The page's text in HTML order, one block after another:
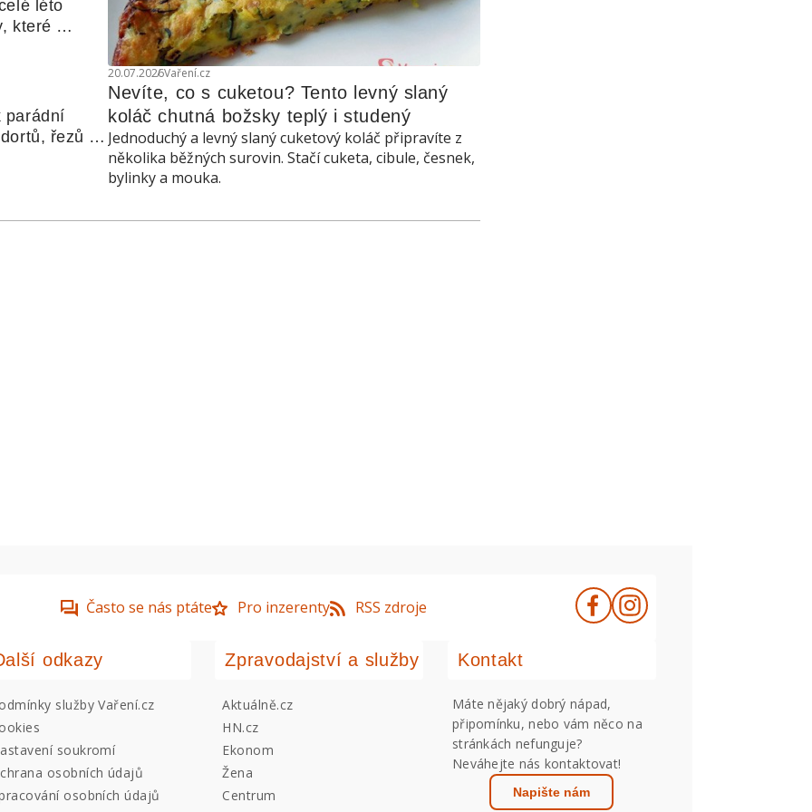
20.07.2026Vaření.cz
Nevíte, co s cuketou? Tento levný slaný
koláč chutná božsky teplý i studený
Jednoduchý a levný slaný cuketový koláč připravíte z
několika běžných surovin. Stačí cuketa, cibule, česnek,
bylinky a mouka.
léto
které
nebo
parádní
řezů a
Často se nás ptáte Pro inzerenty RSS zdroje
odkazy
služby Vaření.cz
soukromí
osobních údajů
osobních údajů
Zpravodajství a služby
Aktuálně.cz
HN.cz
Ekonom
Žena
Centrum
Kontakt
Máte nějaký dobrý nápad,
připomínku, nebo vám něco na
stránkách nefunguje?
Neváhejte nás kontaktovat!
Napište nám